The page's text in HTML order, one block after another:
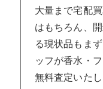
大量まで宅配
はもちろん、
る現状品もま
ッフが香水・
無料査定いたし